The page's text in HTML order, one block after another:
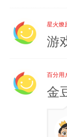
星火燎
游
百分用
金